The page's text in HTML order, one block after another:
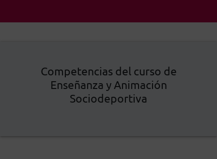
Competencias del curso de
Enseñanza y Animación
Sociodeportiva